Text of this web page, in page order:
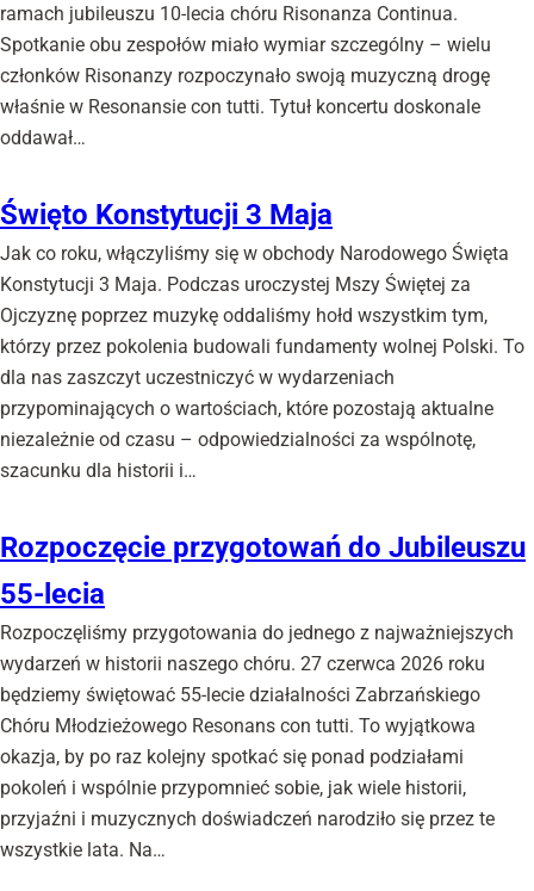
ramach jubileuszu 10-lecia chóru Risonanza Continua.
Spotkanie obu zespołów miało wymiar szczególny – wielu
członków Risonanzy rozpoczynało swoją muzyczną drogę
właśnie w Resonansie con tutti. Tytuł koncertu doskonale
oddawał…
Święto Konstytucji 3 Maja
Jak co roku, włączyliśmy się w obchody Narodowego Święta
Konstytucji 3 Maja. Podczas uroczystej Mszy Świętej za
Ojczyznę poprzez muzykę oddaliśmy hołd wszystkim tym,
którzy przez pokolenia budowali fundamenty wolnej Polski. To
dla nas zaszczyt uczestniczyć w wydarzeniach
przypominających o wartościach, które pozostają aktualne
niezależnie od czasu – odpowiedzialności za wspólnotę,
szacunku dla historii i…
Rozpoczęcie przygotowań do Jubileuszu
55-lecia
Rozpoczęliśmy przygotowania do jednego z najważniejszych
wydarzeń w historii naszego chóru. 27 czerwca 2026 roku
będziemy świętować 55-lecie działalności Zabrzańskiego
Chóru Młodzieżowego Resonans con tutti. To wyjątkowa
okazja, by po raz kolejny spotkać się ponad podziałami
pokoleń i wspólnie przypomnieć sobie, jak wiele historii,
przyjaźni i muzycznych doświadczeń narodziło się przez te
wszystkie lata. Na…